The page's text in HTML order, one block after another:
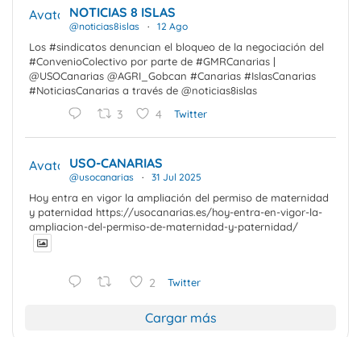
Avatar NOTICIAS 8 ISLAS
@noticias8islas · 12 Ago
Los #sindicatos denuncian el bloqueo de la negociación del
#ConvenioColectivo por parte de #GMRCanarias |
@USOCanarias @AGRI_Gobcan #Canarias #IslasCanarias
#NoticiasCanarias a través de @noticias8islas
3 4 Twitter
Avatar USO-CANARIAS
@usocanarias · 31 Jul 2025
Hoy entra en vigor la ampliación del permiso de maternidad
y paternidad https://usocanarias.es/hoy-entra-en-vigor-la-
ampliacion-del-permiso-de-maternidad-y-paternidad/
2 Twitter
Cargar más